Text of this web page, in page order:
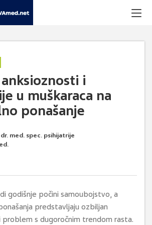
i
u muškaraca na
ponašanje
med. spec. psihijatrije
godišnje počini samoubojstvo, a
predstavljaju ozbiljan
s dugoročnim trendom rasta.